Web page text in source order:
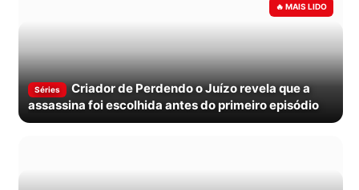
Séries
Criador de Perdendo o Juízo revela que a
assassina foi escolhida antes do primeiro episódio